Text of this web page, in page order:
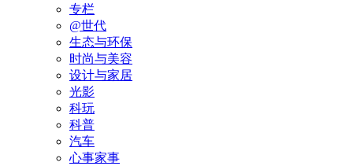
专栏
@世代
生态与环保
时尚与美容
设计与家居
光影
科玩
科普
汽车
心事家事